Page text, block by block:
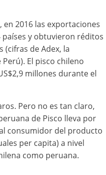
en 2016 las exportaciones
y obtuvieron réditos
(cifras de Adex, la
El pisco chileno
millones durante el
Pero no es tan claro,
de Pisco lleva por
consumidor del producto
per capita) a nivel
como peruana.